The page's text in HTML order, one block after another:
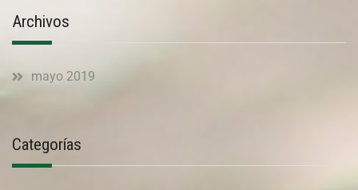
Archivos
mayo 2019
Categorías